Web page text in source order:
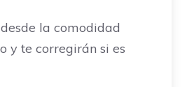
la comodidad
y te corregirán si es